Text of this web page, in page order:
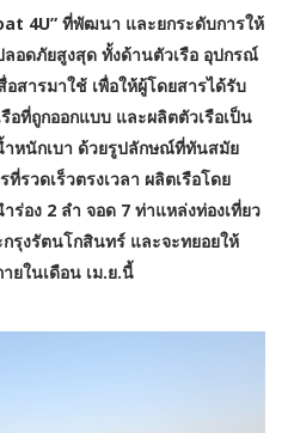
4U” ที่พัฒนา และยกระดับการให้
อดภัยสูงสุด ทั้งด้านตัวเรือ อุปกรณ์
สารมาใช้ เพื่อให้ผู้โดยสารได้รับ
อที่ถูกออกแบบ และผลิตตัวเรือเป็น
หนักเบา ด้วยรูปลักษณ์ที่ทันสมัย
รวดเร็วตรงเวลา ผลิตเรือโดย
ร่อง 2 ลำ จอด 7 ท่าแหล่งท่องเที่ยว
รุงรัตนโกสินทร์ และจะทยอยให้
ยในเดือน เม.ย.นี้